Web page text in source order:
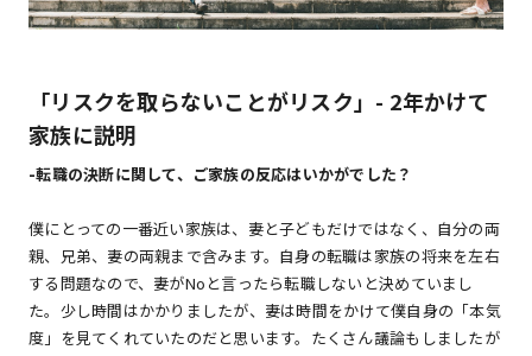
「リスクを取らないことがリスク」- 2年かけて
家族に説明
-転職の決断に関して、ご家族の反応はいかがでした？
僕にとっての一番近い家族は、妻と子どもだけではなく、自分の両
親、兄弟、妻の両親まで含みます。自身の転職は家族の将来を左右
する問題なので、妻がNoと言ったら転職しないと決めていまし
た。少し時間はかかりましたが、妻は時間をかけて僕自身の「本気
度」を見てくれていたのだと思います。たくさん議論もしましたが